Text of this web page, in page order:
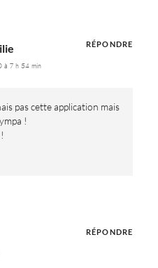
à 7 h 54 min
pas cette application mais
!
RÉPONDRE
RÉPONDRE